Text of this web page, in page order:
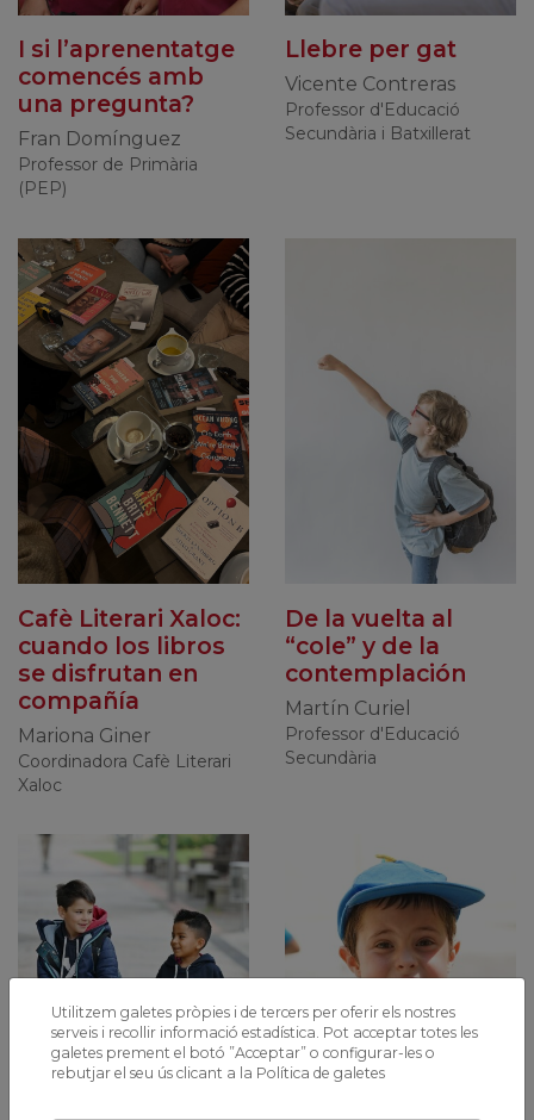
I si l’aprenentatge
comencés amb
una pregunta?
Fran Domínguez
Professor de Primària
(PEP)
Llebre per gat
Vicente Contreras
Professor d'Educació
Secundària i Batxillerat
Cafè Literari Xaloc:
cuando los libros
se disfrutan en
compañía
Mariona Giner
Coordinadora Cafè Literari
Xaloc
De la vuelta al
“cole” y de la
contemplación
Martín Curiel
Professor d'Educació
Secundària
Utilitzem galetes pròpies i de tercers per oferir els nostres
serveis i recollir informació estadística. Pot acceptar totes les
galetes prement el botó ”Acceptar” o configurar-les o
rebutjar el seu ús clicant a la Política de galetes